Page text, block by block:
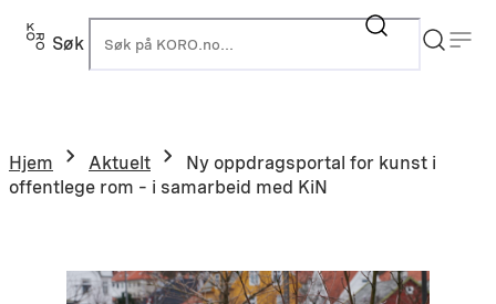
Hopp
Søk
Hjem Aktuelt
Ny oppdragsportal for kunst i
offentlege rom – i samarbeid med KiN